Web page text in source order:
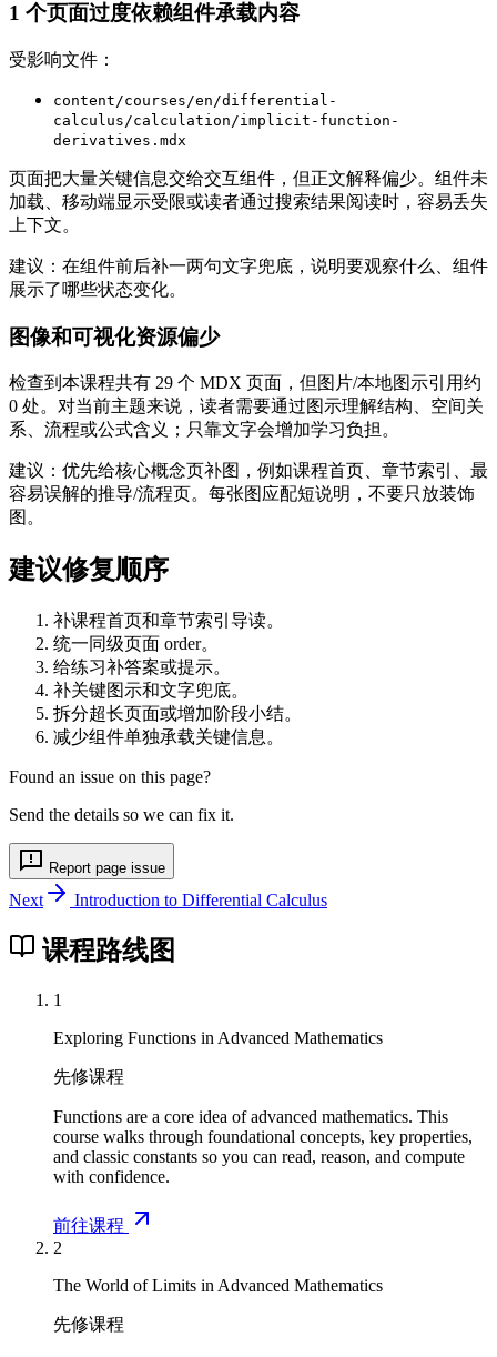
1 个页面过度依赖组件承载内容
受影响文件：
content/courses/en/differential-
calculus/calculation/implicit-function-
derivatives.mdx
页面把大量关键信息交给交互组件，但正文解释偏少。组件未
加载、移动端显示受限或读者通过搜索结果阅读时，容易丢失
上下文。
建议：在组件前后补一两句文字兜底，说明要观察什么、组件
展示了哪些状态变化。
图像和可视化资源偏少
检查到本课程共有 29 个 MDX 页面，但图片/本地图示引用约
0 处。对当前主题来说，读者需要通过图示理解结构、空间关
系、流程或公式含义；只靠文字会增加学习负担。
建议：优先给核心概念页补图，例如课程首页、章节索引、最
容易误解的推导/流程页。每张图应配短说明，不要只放装饰
图。
建议修复顺序
补课程首页和章节索引导读。
统一同级页面 order。
给练习补答案或提示。
补关键图示和文字兜底。
拆分超长页面或增加阶段小结。
减少组件单独承载关键信息。
Found an issue on this page?
Send the details so we can fix it.
Report page issue
Next Introduction to Differential Calculus
课程路线图
1
Exploring Functions in Advanced Mathematics
先修课程
Functions are a core idea of advanced mathematics. This
course walks through foundational concepts, key properties,
and classic constants so you can read, reason, and compute
with confidence.
前往课程
2
The World of Limits in Advanced Mathematics
先修课程